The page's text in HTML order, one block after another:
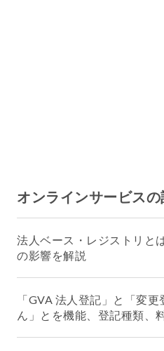
オンラインサービスの
法人ベース・レジストリと
の影響を解説
「GVA 法人登記」と「変
ん」とを機能、登記種類、